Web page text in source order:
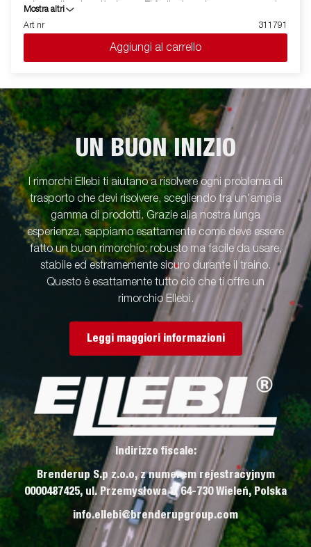
volume di carico più elevato. E' facile da caricare e presenta la
spomde anteriore e posteriore apribili per il carico di merci
lunghe. Tutte le versioni sono dotate di anelli di fissaggio carico
interni per bloccare la merce trasportata. Come sempre ELLEBI
offre un ampio programma di accessori per tutti i rimorchi. Le
accessori opzionali.
Mostra altri
Art nr
311791
Aggiungi al carrello
UN BUON INIZIO
I rimorchi Ellebi ti aiutano a risolvere ogni problema di
trasporto che devi risolvere, scegliendo tra un'ampia
gamma di prodotti. Grazie alla nostra lunga
esperienza, sappiamo esattamente come deve essere
fatto un buon rimorchio: robusto ma facile da usare,
stabile ed estramemente sicuro durante il traino.
Questo è esattamente tutto ciò che ti offre un
rimorchio Ellebi.
Leggi maggiori informazioni
Indirizzo fiscale:
Brenderup S.p z.o.o, z numerem rejestracyjnym
0000487425, ul. Przemysłowa 3, 64-730 Wieleń, Polska
info.ellebi@brenderupgroup.com